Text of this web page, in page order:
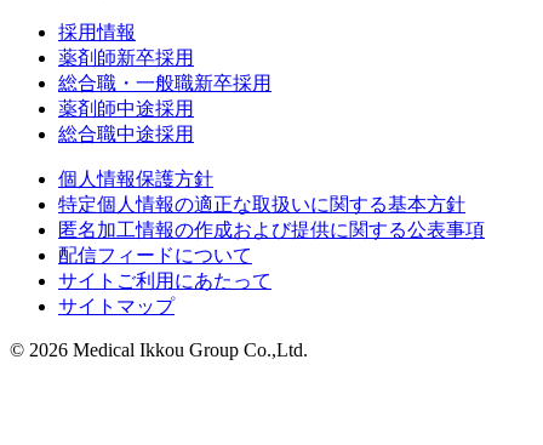
採用情報
薬剤師新卒採用
総合職・一般職新卒採用
薬剤師中途採用
総合職中途採用
個人情報保護方針
特定個人情報の適正な取扱いに関する基本方針
匿名加工情報の作成および提供に関する公表事項
配信フィードについて
サイトご利用にあたって
サイトマップ
© 2026 Medical Ikkou Group Co.,Ltd.